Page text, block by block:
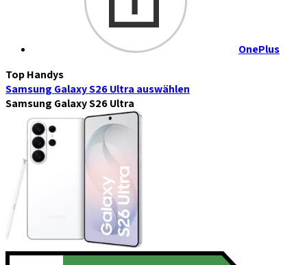
OnePlus
Top Handys
Samsung Galaxy S26 Ultra auswählen
Samsung Galaxy S26 Ultra